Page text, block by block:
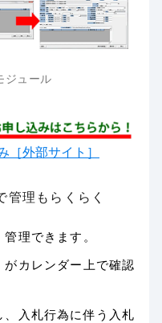
ジュール
［外部サイト］
理もらくらく
理できます。
がカレンダー上で確認
入札行為に伴う入札